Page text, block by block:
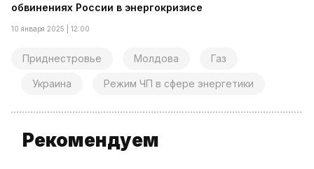
обвинениях России в энергокризисе
10 января 2025 | 12:00
Приднестровье Молдова Газ
Украина Режим ЧП в сфере энергетики
Рекомендуем